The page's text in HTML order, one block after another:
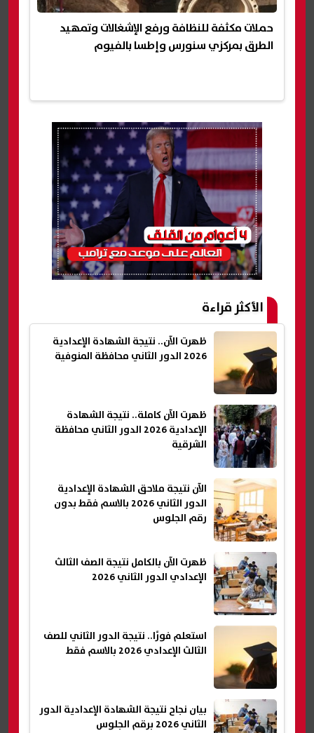
حملات مكثفة للنظافة ورفع الإشغالات وتمهيد
الطرق بمركزي سنورس وإطسا بالفيوم
الأكثر قراءة
ظهرت الآن.. نتيجة الشهادة الإعدادية
2026 الدور الثاني محافظة المنوفية
ظهرت الآن كاملة.. نتيجة الشهادة
الإعدادية 2026 الدور الثاني محافظة
الشرقية
الآن نتيجة ملاحق الشهادة الإعدادية
الدور الثاني 2026 بالاسم فقط بدون
رقم الجلوس
ظهرت الآن بالكامل نتيجة الصف الثالث
الإعدادي الدور الثاني 2026
استعلم فورًا.. نتيجة الدور الثاني للصف
الثالث الإعدادي 2026 بالاسم فقط
بيان نجاح نتيجة الشهادة الإعدادية الدور
الثاني 2026 برقم الجلوس